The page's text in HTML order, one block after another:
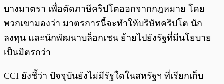
บางมาตรา เพื่อตัดภาษีคริปโตออกจากกฎหมาย โดย
พวกเขามองว่า มาตรการนี้จะทำให้บริษัทคริปโต นัก
ลงทุน และนักพัฒนาบล็อกเชน ย้ายไปยังรัฐที่มีนโยบาย
เป็นมิตรกว่า
CCI ยังชี้ว่า ปัจจุบันยังไม่มีรัฐใดในสหรัฐฯ ที่เรียกเก็บ